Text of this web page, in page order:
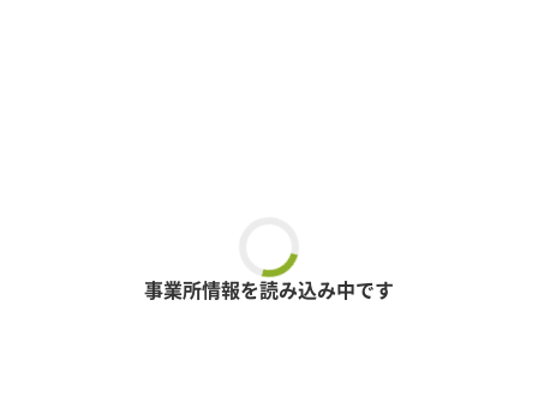
事業所情報を読み込み中です